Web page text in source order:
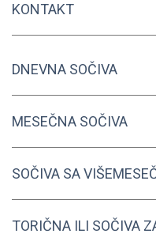
KONTAKT
DNEVNA SOČIVA
MESEČNA SOČIVA
SOČIVA SA
TORIČNA ILI SOČIVA